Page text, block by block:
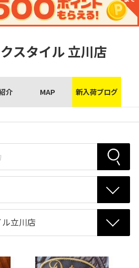
スタイル立川店
介 MAP 新入荷ブログ